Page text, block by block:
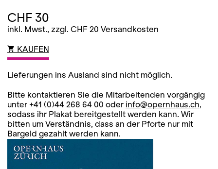
CHF 30
inkl. Mwst., zzgl. CHF 20 Versandkosten
KAUFEN
Lieferungen ins Ausland sind nicht möglich.
Bitte kontaktieren Sie die Mitarbeitenden vorgängig
unter +41 (0)44 268 64 00 oder info@opernhaus.ch,
sodass ihr Plakat bereitgestellt werden kann. Wir
bitten um Verständnis, dass an der Pforte nur mit
Bargeld gezahlt werden kann.